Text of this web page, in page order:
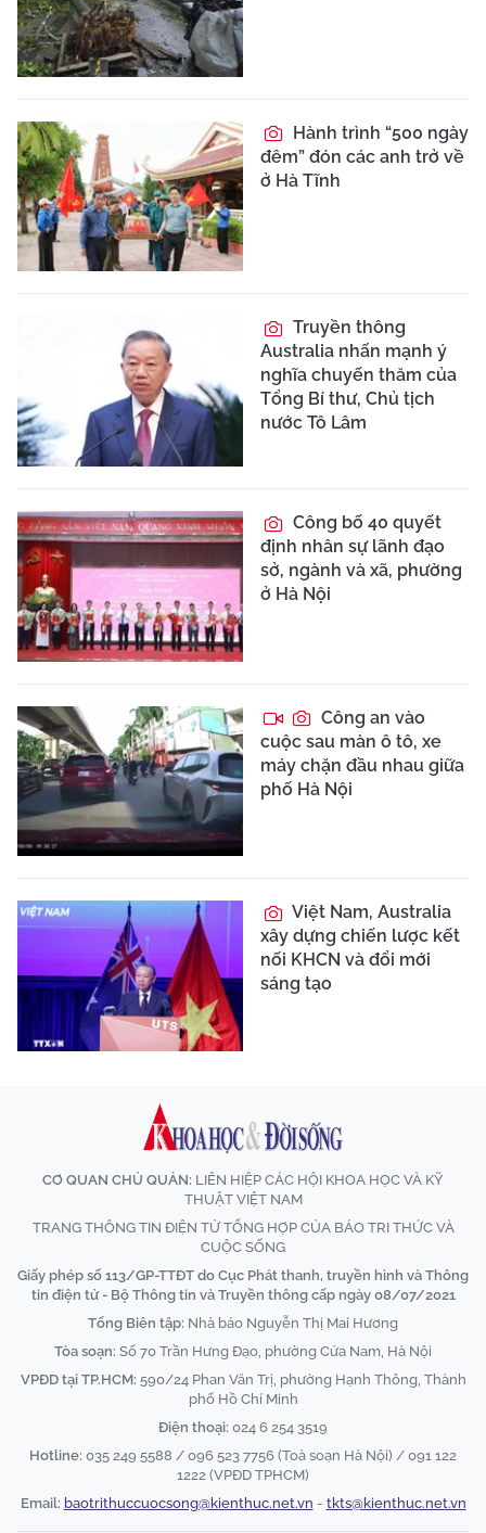
Hành trình “500 ngày
đêm” đón các anh trở về
ở Hà Tĩnh
Truyền thông
Australia nhấn mạnh ý
nghĩa chuyến thăm của
Tổng Bí thư, Chủ tịch
nước Tô Lâm
Công bố 40 quyết
định nhân sự lãnh đạo
sở, ngành và xã, phường
ở Hà Nội
Công an vào
cuộc sau màn ô tô, xe
máy chặn đầu nhau giữa
phố Hà Nội
Việt Nam, Australia
xây dựng chiến lược kết
nối KHCN và đổi mới
sáng tạo
CƠ QUAN CHỦ QUẢN: LIÊN HIỆP CÁC HỘI KHOA HỌC VÀ KỸ
THUẬT VIỆT NAM
TRANG THÔNG TIN ĐIỆN TỬ TỔNG HỢP CỦA BÁO TRI THỨC VÀ
CUỘC SỐNG
Giấy phép số 113/GP-TTĐT do Cục Phát thanh, truyền hình và Thông
tin điện tử - Bộ Thông tin và Truyền thông cấp ngày 08/07/2021
Tổng Biên tập: Nhà báo Nguyễn Thị Mai Hương
Tòa soạn: Số 70 Trần Hưng Đạo, phường Cửa Nam, Hà Nội
VPĐD tại TP.HCM: 590/24 Phan Văn Trị, phường Hạnh Thông, Thành
phố Hồ Chí Minh
Điện thoại: 024 6 254 3519
Hotline: 035 249 5588 / 096 523 7756 (Toà soạn Hà Nội) / 091 122
1222 (VPĐD TPHCM)
Email: baotrithuccuocsong@kienthuc.net.vn - tkts@kienthuc.net.vn